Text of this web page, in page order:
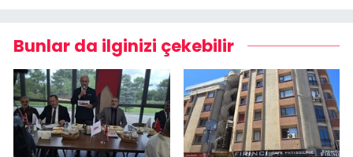
Bunlar da ilginizi çekebilir